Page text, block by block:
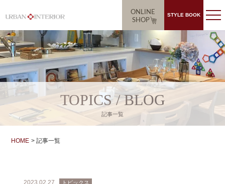
ONLINE
SHOP
STYLE BOOK
TOPICS / BLOG
記事一覧
HOME 記事一覧
2023.02.27 トピックス